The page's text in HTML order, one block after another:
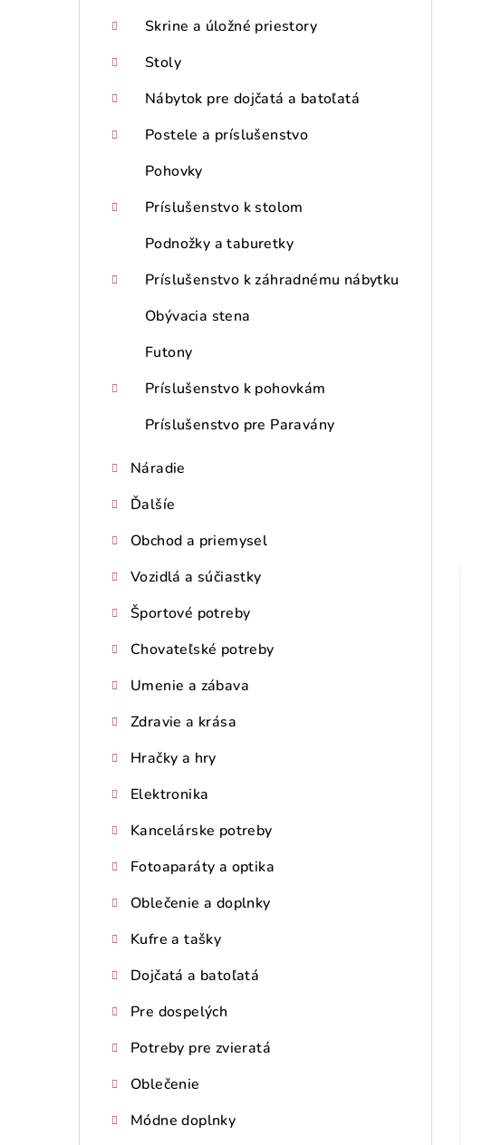
Skrine a úložné priestory
Stoly
Nábytok pre dojčatá a batoľatá
Postele a príslušenstvo
Pohovky
Príslušenstvo k stolom
Podnožky a taburetky
Príslušenstvo k záhradnému nábytku
Obývacia stena
Futony
Príslušenstvo k pohovkám
Príslušenstvo pre Paravány
Náradie
Ďalšíe
Obchod a priemysel
Vozidlá a súčiastky
Športové potreby
Chovateľské potreby
Umenie a zábava
Zdravie a krása
Hračky a hry
Elektronika
Kancelárske potreby
Fotoaparáty a optika
Oblečenie a doplnky
Kufre a tašky
Dojčatá a batoľatá
Pre dospelých
Potreby pre zvieratá
Oblečenie
Módne doplnky